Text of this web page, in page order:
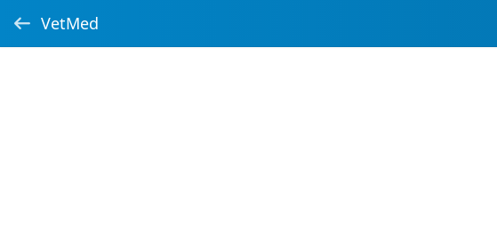
VetMed